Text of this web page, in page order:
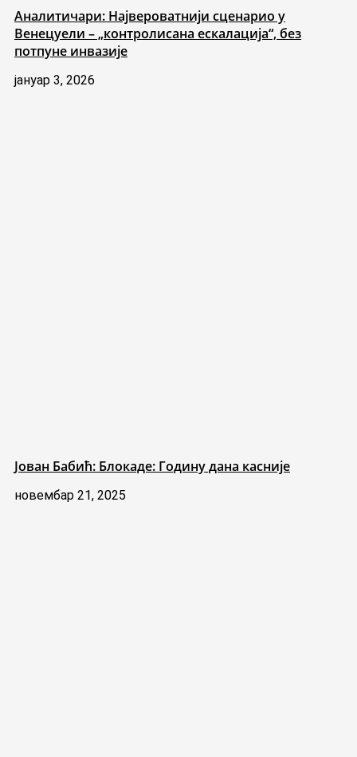
Аналитичари: Највероватнији сценарио у
Венецуели – „контролисана ескалација“, без
потпуне инвазије
јануар 3, 2026
Јован Бабић: Блокаде: Годину дана касније
новембар 21, 2025